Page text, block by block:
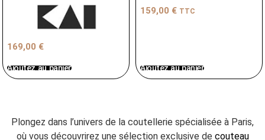
169,00 €
Ajoutez au panier
159,00 € TTC
Ajoutez au panier
Plongez dans l’univers de la coutellerie spécialisée à Paris,
où vous découvrirez une sélection exclusive de couteau